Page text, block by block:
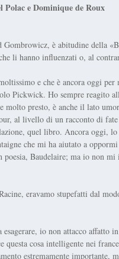
Polac e Dominique de Roux
è abitudine della
li hanno influenzati o, al
e che è ancora oggi
Pickwick. Ho sempre reagito
molto presto, è anche il lato
al livello di un racconto di
quel libro. Ancora oggi,
che mi ha aiutato a
poesia, Baudelaire; ma io non
eravamo stupefatti dal
io non attacco affatto
questa cosa intelligente nei
estremamente